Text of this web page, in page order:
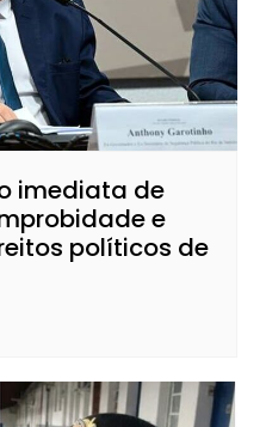
imediata de
e
políticos de